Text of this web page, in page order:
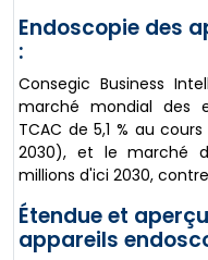
Endoscopie des
:
Consegic Business
marché mondial des
TCAC de 5,1 % au
2030), et le marché
millions d'ici 2030,
Étendue et
appareils